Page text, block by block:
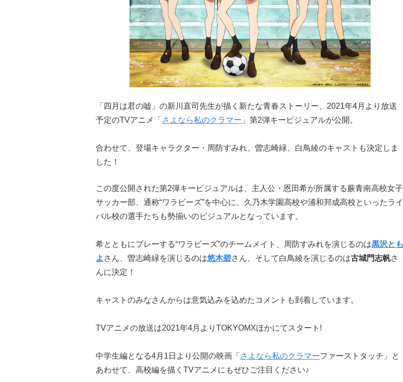
「四月は君の嘘」の新川直司先生が描く新たな青春ストーリー、2021年4月より放送
予定のTVアニメ「 さよなら私のクラマー 」第2弾キービジュアルが公開。
合わせて、登場キャラクター・周防すみれ、曽志崎緑、白鳥綾のキャストも決定しま
した！
この度公開された第2弾キービジュアルは、主人公・恩田希が所属する蕨青南高校女子
サッカー部、通称“ワラビーズ”を中心に、久乃木学園高校や浦和邦成高校といったライ
バル校の選手たちも勢揃いのビジュアルとなっています。
希とともにプレーする“ワラビーズ”のチームメイト、周防すみれを演じるのは黒沢とも
よ さん、曽志崎緑を演じるのは悠木碧さん、そして白鳥綾を演じるのは古城門志帆さ
んに決定！
キャストのみなさんからは意気込みを込めたコメントも到着しています。
TVアニメの放送は2021年4月よりTOKYOMXほかにてスタート!
中学生編となる4月1日より公開の映画「 さよなら私のクラマーファーストタッチ」と
あわせて、高校編を描くTVアニメにもぜひご注目ください♪